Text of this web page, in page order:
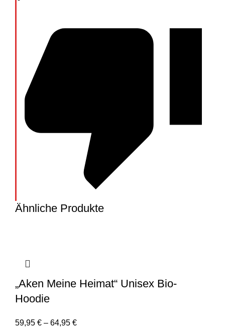
Ähnliche Produkte
„Aken Meine Heimat“ Unisex Bio-
Hoodie
59,95 € – 64,95 €